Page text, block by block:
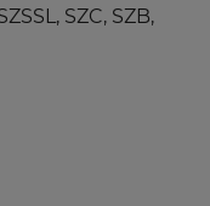
SZC, SZB,